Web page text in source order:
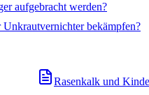
aufgebracht werden?
bekämpfen?
Rasenkalk und